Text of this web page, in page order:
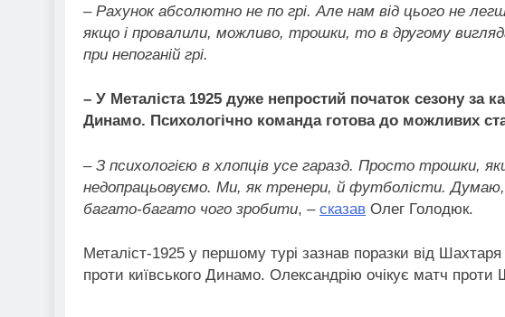
– Рахунок абсолютно не по грі. Але нам від цього не
якщо і провалили, можливо, трошки, то в другому
при непоганій грі.
– У Металіста 1925 дуже непростий початок сезону за
Динамо. Психологічно команда готова до можливих
– З психологією в хлопців усе гаразд. Просто трошки,
недопрацьовуємо. Ми, як тренери, й футболісти.
багато-багато чого зробити, – сказав Олег Голодюк.
Металіст-1925 у першому турі зазнав поразки від
проти київського Динамо. Олександрію очікує матч